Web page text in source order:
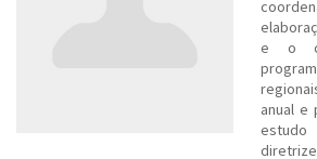
e o
anual e